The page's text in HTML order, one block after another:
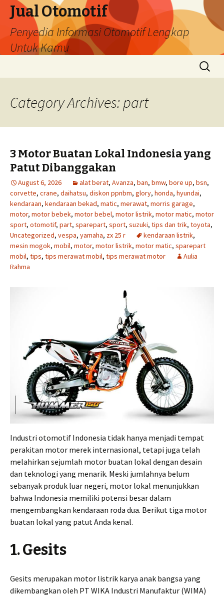
Jual Otomotif
Penyedia Informasi Otomotif Lengkap
Untuk Kamu
Search
for:
Category Archives: part
3 Motor Buatan Lokal Indonesia yang
Patut Dibanggakan
August 6, 2026 alat berat, Avanza, ban, bmw, bore up, bsn,
corvette, crane, daihatsu, diskon ppnbm, glory, honda, hyundai,
kendaraan, kendaraan bekad, matic, merawat, morris garage,
motor, motor bebek, motor bebel, motor listrik, motor matic, motor
sport, otomotif, part, sparepart, sport, suzuki, tips dan trik, toyota,
Uncategorized, vespa, yamaha, zx 25 r kendaraan listrik,
mesin mogok, mobil, motor, motor listrik, motor matic, sparepart
mobil, tips, tips merawat mobil, tips merawat motor
Aulia
Rahma
Industri otomotif Indonesia tidak hanya menjadi tempat
perakitan motor merek internasional, tetapi juga telah
melahirkan sejumlah motor buatan lokal dengan desain
dan teknologi yang menarik. Meski jumlahnya belum
sebanyak produk luar negeri, motor lokal menunjukkan
bahwa Indonesia memiliki potensi besar dalam
mengembangkan kendaraan roda dua. Berikut tiga motor
buatan lokal yang patut Anda kenal.
1. Gesits
Gesits merupakan motor listrik karya anak bangsa yang
dikembangkan oleh PT WIKA Industri Manufaktur (WIMA)